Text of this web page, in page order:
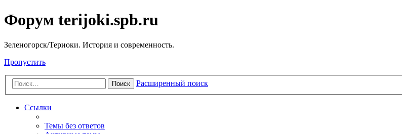
Форум terijoki.spb.ru
Зеленогорск/Териоки. История и современность.
Пропустить
Поиск Расширенный поиск
Ссылки
Темы без ответов